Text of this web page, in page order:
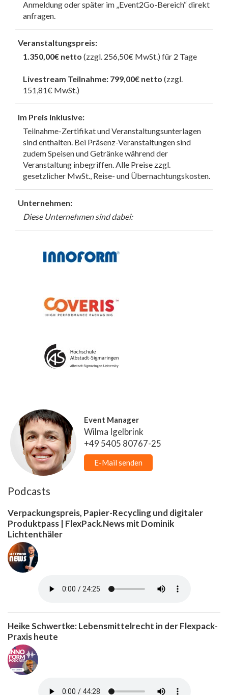
Anmeldung oder später im „Event2Go-Bereich“ direkt
anfragen.
Veranstaltungspreis:
1.350,00€ netto (zzgl. 256,50€ MwSt.) für 2 Tage
Livestream Teilnahme: 799,00€ netto (zzgl.
151,81€ MwSt.)
Im Preis inklusive:
Teilnahme-Zertifikat und Veranstaltungsunterlagen
sind enthalten. Bei Präsenz-Veranstaltungen sind
zudem Speisen und Getränke während der
Veranstaltung inbegriffen. Alle Preise zzgl.
gesetzlicher MwSt., Reise- und Übernachtungskosten.
Unternehmen:
Diese Unternehmen sind dabei:
Event Manager
Wilma Igelbrink
+49 5405 80767-25
E-Mail senden
Podcasts
Verpackungspreis, Papier-Recycling und digitaler
Produktpass | FlexPack.News mit Dominik
Lichtenthäler
Heike Schwertke: Lebensmittelrecht in der Flexpack-
Praxis heute